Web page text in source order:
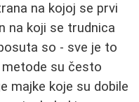
na kojoj se prvi
na koji se trudnica
so - sve je to
metode su često
majke koje su dobile